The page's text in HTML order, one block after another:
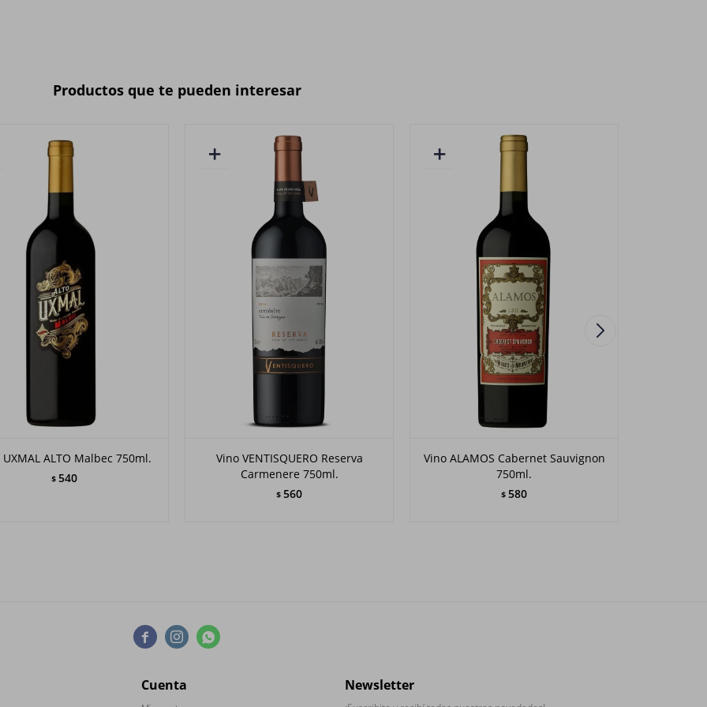
Productos que te pueden interesar
ALTO Malbec 750ml.
$ 540
Vino VENTISQUERO Reserva
Carmenere 750ml.
$ 560
Vino ALAMOS Cabernet Sauvignon
750ml.
$ 580
  
Cuenta Newsletter